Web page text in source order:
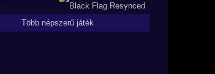
Több népszerű játék